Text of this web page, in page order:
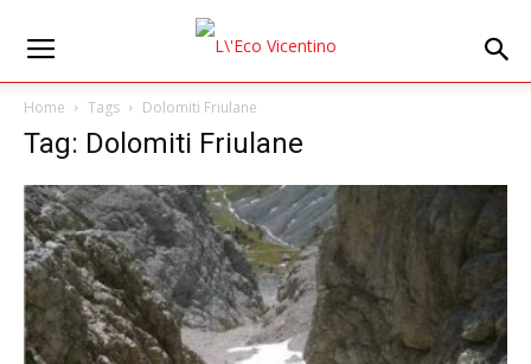
Home Tags Dolomiti Friulane
Tag: Dolomiti Friulane